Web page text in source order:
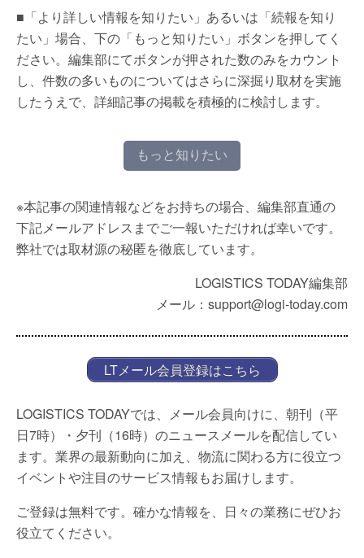
■「より詳しい情報を知りたい」あるいは「続報を知り
たい」場合、下の「もっと知りたい」ボタンを押してく
ださい。編集部にてボタンが押された数のみをカウント
し、件数の多いものについてはさらに深掘り取材を実施
したうえで、詳細記事の掲載を積極的に検討します。
もっと知りたい
※本記事の関連情報などをお持ちの場合、編集部直通の
下記メールアドレスまでご一報いただければ幸いです。
弊社では取材源の秘匿を徹底しています。
LOGISTICS TODAY編集部
メール：support@logi-today.com
LTメール会員登録はこちら
LOGISTICS TODAYでは、メール会員向けに、朝刊（平
日7時）・夕刊（16時）のニュースメールを配信してい
ます。業界の最新動向に加え、物流に関わる方に役立つ
イベントや注目のサービス情報もお届けします。
ご登録は無料です。確かな情報を、日々の業務にぜひお
役立てください。